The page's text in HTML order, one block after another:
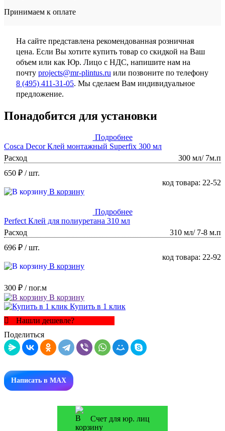
Принимаем к оплате
На сайте представлена рекомендованная розничная
цена. Если Вы хотите купить товар со скидкой на Ваш
объем или как Юр. Лицо с НДС, напишите нам на
почту projects@mr-plintus.ru или позвоните по телефону
8 (495) 411-31-05. Мы сделаем Вам индивидуальное
предложение.
Понадобится для установки
Подробнее
Cosca Decor Клей монтажный Superfix 300 мл
Расход
300 мл/ 7м.п
650 ₽ / шт.
код товара: 22-52
В корзину
Подробнее
Perfect Клей для полиуретана 310 мл
Расход
310 мл/ 7-8 м.п
696 ₽ / шт.
код товара: 22-92
В корзину
300 ₽ / пог.м
В корзину
Купить в 1 клик
Нашли дешевле?
Поделиться
Написать в MAX
Счет для юр. лиц